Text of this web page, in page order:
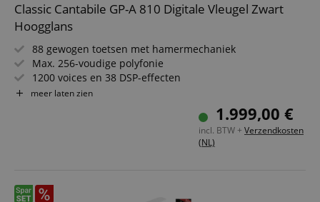
Classic Cantabile GP-A 810 Digitale Vleugel Zwart
Hoogglans
88 gewogen toetsen met hamermechaniek
Max. 256-voudige polyfonie
1200 voices en 38 DSP-effecten
Bluetooth®-streaming functie
Uitgebreide begeleidingsfuncties met 270 styles
Layer-, split- en Twinova-piano-functie
meer laten zien
1.999,00 €
incl. BTW + Verzendkosten
(NL)